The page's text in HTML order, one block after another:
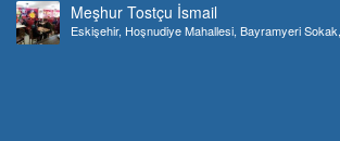
Meşhur Tostçu İsmail
Eskişehir, Hoşnudiye Mahallesi, Bayramyeri